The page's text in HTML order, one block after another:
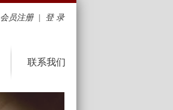
会员注册| 登 录
联系我们